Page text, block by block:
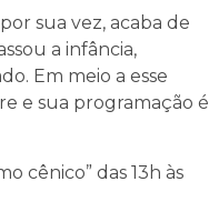
sua vez, acaba de
a infância,
Em meio a esse
e sua programação é
cênico” das 13h às